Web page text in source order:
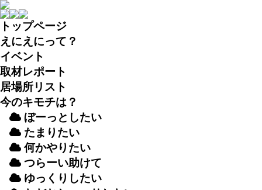
トップページ
えにえにって？
イベント
取材レポート
居場所リスト
今のキモチは？
ぼーっとしたい
たまりたい
何かやりたい
つらーい助けて
ゆっくりしたい